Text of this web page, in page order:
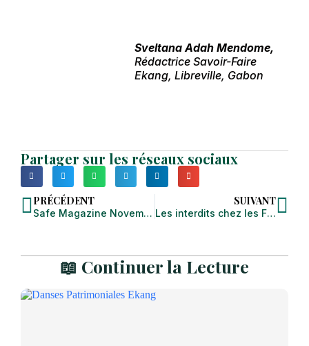
Sveltana Adah Mendome,
Rédactrice Savoir-Faire
Ekang, Libreville, Gabon
Partager sur les réseaux sociaux
PRÉCÉDENT
Safe Magazine Novembre 2023
SUIVANT
Les interdits chez les Fang
📖 Continuer la Lecture